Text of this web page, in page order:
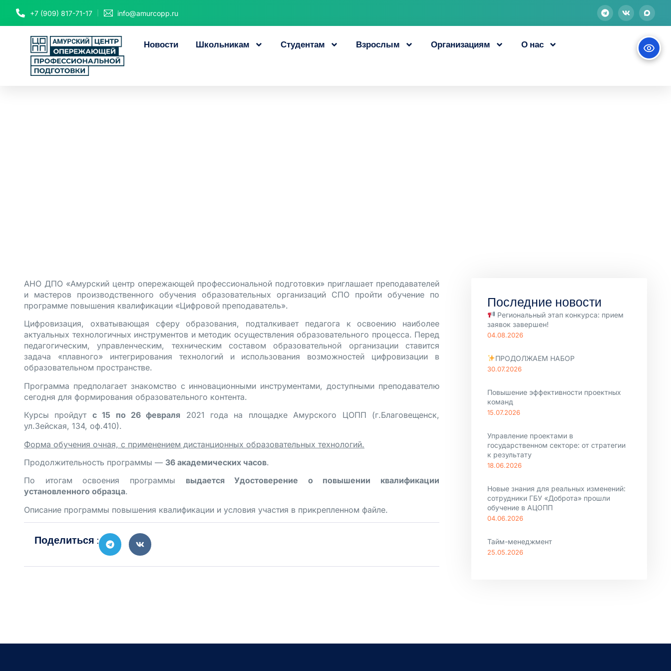
+7 (909) 817-71-17 info@amurcopp.ru
Новости Школьникам Студентам Взрослым Организациям О нас
АНО ДПО «Амурский центр опережающей профессиональной подготовки» приглашает преподавателей
и мастеров производственного обучения образовательных организаций СПО пройти обучение по
программе повышения квалификации «Цифровой преподаватель».
Цифровизация, охватывающая сферу образования, подталкивает педагога к освоению наиболее
актуальных технологичных инструментов и методик осуществления образовательного процесса. Перед
педагогическим, управленческим, техническим составом образовательной организации ставится
задача «плавного» интегрирования технологий и использования возможностей цифровизации в
образовательном пространстве.
Программа предполагает знакомство с инновационными инструментами, доступными преподавателю
сегодня для формирования образовательного контента.
Курсы пройдут с 15 по 26 февраля 2021 года на площадке Амурского ЦОПП (г.Благовещенск,
ул.Зейская, 134, оф.410).
Форма обучения очная, с применением дистанционных образовательных технологий.
Продолжительность программы — 36 академических часов.
По итогам освоения программы выдается Удостоверение о повышении квалификации
установленного образца.
Описание программы повышения квалификации и условия участия в прикрепленном файле.
Поделиться :
Последние новости
Региональный этап конкурса: прием
заявок завершен!
04.08.2026
ПРОДОЛЖАЕМ НАБОР
30.07.2026
Повышение эффективности проектных
команд
15.07.2026
Управление проектами в
государственном секторе: от стратегии
к результату
18.06.2026
Новые знания для реальных изменений:
сотрудники ГБУ «Доброта» прошли
обучение в АЦОПП
04.06.2026
Тайм-менеджмент
25.05.2026